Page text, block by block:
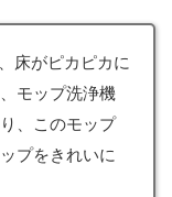
、床がピカピカに
モップ洗浄機
、このモップ
プをきれいに